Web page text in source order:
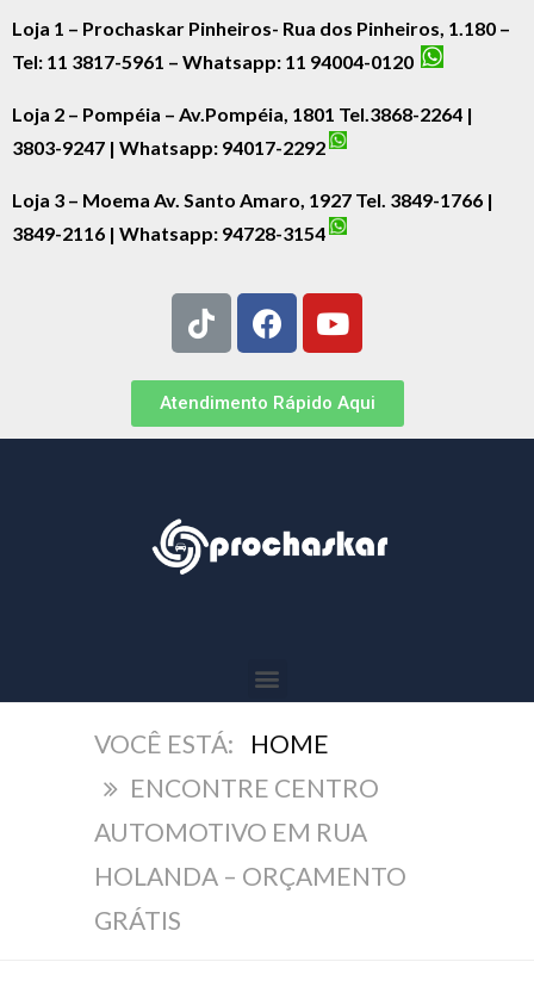
Loja 1 – Prochaskar Pinheiros- Rua dos Pinheiros, 1.180 –
Tel: 11 3817-5961 – Whatsapp: 11 94004-0120
Loja 2 – Pompéia – Av.Pompéia, 1801 Tel.3868-2264 |
3803-9247 | Whatsapp: 94017-2292
Loja 3 – Moema Av. Santo Amaro, 1927 Tel. 3849-1766 |
3849-2116 | Whatsapp: 94728-3154
Atendimento Rápido Aqui
HOME
ENCONTRE CENTRO
AUTOMOTIVO EM RUA
HOLANDA – ORÇAMENTO
GRÁTIS